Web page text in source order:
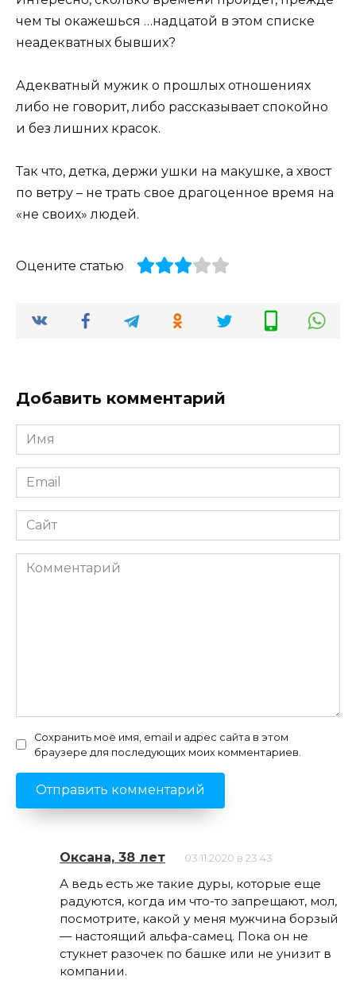
чем ты окажешься …надцатой в этом списке
неадекватных бывших?
Адекватный мужик о прошлых отношениях
либо не говорит, либо рассказывает спокойно
и без лишних красок.
Так что, детка, держи ушки на макушке, а хвост
по ветру – не трать свое драгоценное время на
«не своих» людей.
Оцените статью
Добавить комментарий
Имя
*
Email
*
Сайт
Комментарий
Сохранить моё имя, email и адрес сайта в этом
браузере для последующих моих комментариев.
Оксана, 38 лет 03.11.2020 в 23:43
А ведь есть же такие дуры, которые еще
радуются, когда им что-то запрещают, мол,
посмотрите, какой у меня мужчина борзый
— настоящий альфа-самец. Пока он не
стукнет разочек по башке или не унизит в
компании.